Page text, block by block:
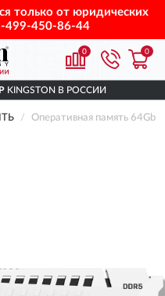
только от юридических
499-450-86-44
0 0
KINGSTON В РОССИИ
Оперативная память 64Gb